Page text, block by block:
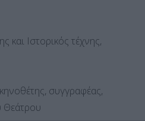
και Ιστορικός τέχνης,
συγγραφέας,
Θεάτρου